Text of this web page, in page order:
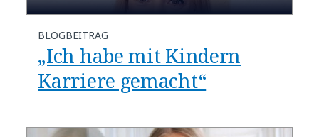
BLOGBEITRAG
„Ich habe mit Kindern
Karriere gemacht“